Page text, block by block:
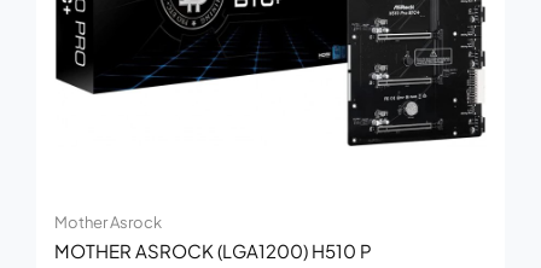
Mother Asrock
MOTHER ASROCK (LGA1200) H510 P